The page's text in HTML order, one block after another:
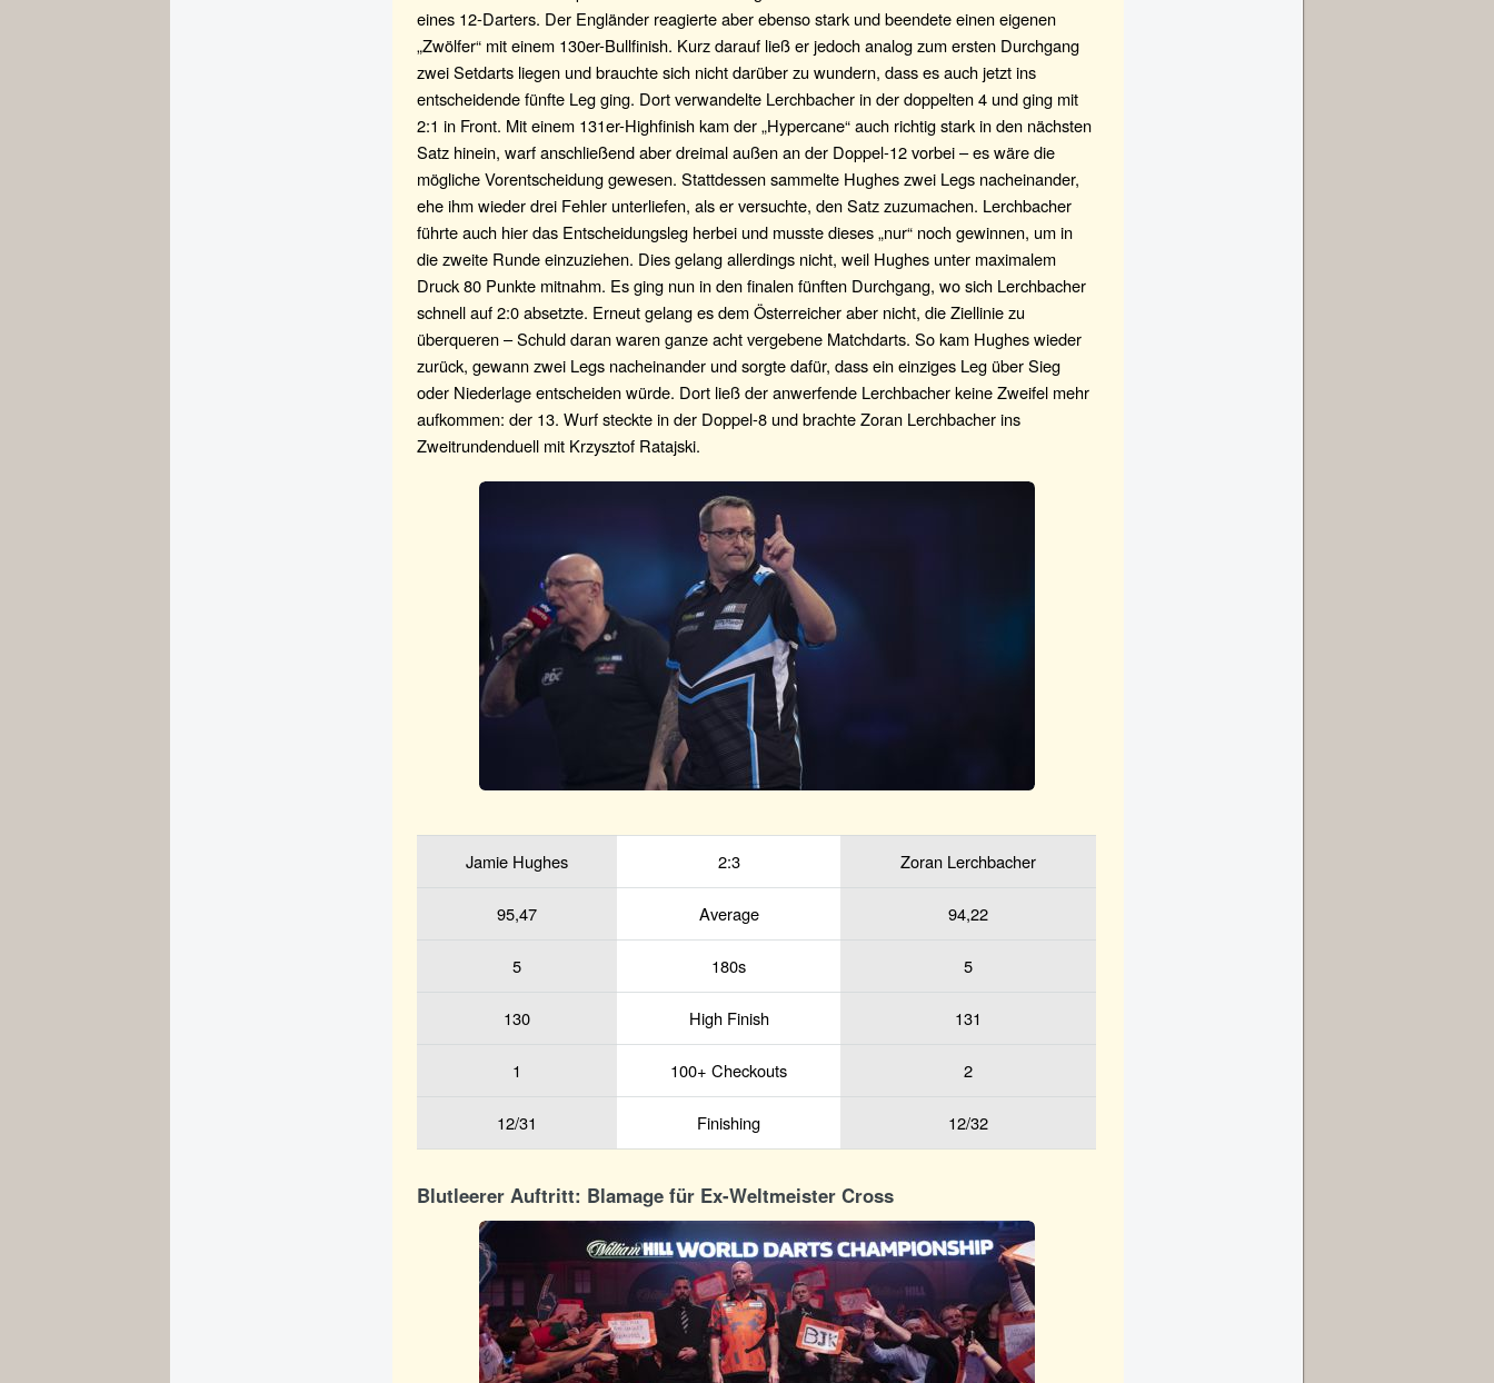
eines 12-Darters. Der Engländer reagierte aber ebenso stark und beendete einen eigenen
„Zwölfer“ mit einem 130er-Bullfinish. Kurz darauf ließ er jedoch analog zum ersten Durchgang
zwei Setdarts liegen und brauchte sich nicht darüber zu wundern, dass es auch jetzt ins
entscheidende fünfte Leg ging. Dort verwandelte Lerchbacher in der doppelten 4 und ging mit
2:1 in Front. Mit einem 131er-Highfinish kam der „Hypercane“ auch richtig stark in den nächsten
Satz hinein, warf anschließend aber dreimal außen an der Doppel-12 vorbei – es wäre die
mögliche Vorentscheidung gewesen. Stattdessen sammelte Hughes zwei Legs nacheinander,
ehe ihm wieder drei Fehler unterliefen, als er versuchte, den Satz zuzumachen. Lerchbacher
führte auch hier das Entscheidungsleg herbei und musste dieses „nur“ noch gewinnen, um in
die zweite Runde einzuziehen. Dies gelang allerdings nicht, weil Hughes unter maximalem
Druck 80 Punkte mitnahm. Es ging nun in den finalen fünften Durchgang, wo sich Lerchbacher
schnell auf 2:0 absetzte. Erneut gelang es dem Österreicher aber nicht, die Ziellinie zu
überqueren – Schuld daran waren ganze acht vergebene Matchdarts. So kam Hughes wieder
zurück, gewann zwei Legs nacheinander und sorgte dafür, dass ein einziges Leg über Sieg
oder Niederlage entscheiden würde. Dort ließ der anwerfende Lerchbacher keine Zweifel mehr
aufkommen: der 13. Wurf steckte in der Doppel-8 und brachte Zoran Lerchbacher ins
Zweitrundenduell mit Krzysztof Ratajski.
Jamie Hughes 2:3 Zoran Lerchbacher
95,47 Average 94,22
5 180s 5
130 High Finish 131
1 100+ Checkouts 2
12/31 Finishing 12/32
Blutleerer Auftritt: Blamage für Ex-Weltmeister Cross